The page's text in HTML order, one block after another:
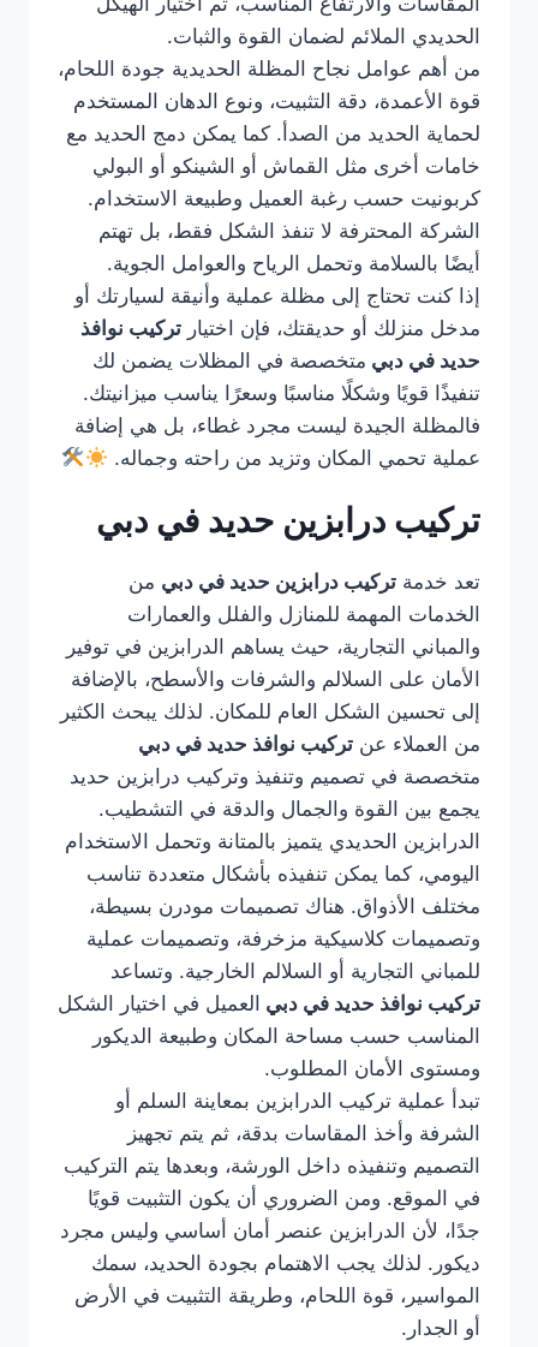
الحديدي الملائم لضمان القوة والثبات.
من أهم عوامل نجاح المظلة الحديدية جودة اللحام،
قوة الأعمدة، دقة التثبيت، ونوع الدهان المستخدم
لحماية الحديد من الصدأ. كما يمكن دمج الحديد مع
خامات أخرى مثل القماش أو الشينكو أو البولي
كربونيت حسب رغبة العميل وطبيعة الاستخدام.
الشركة المحترفة لا تنفذ الشكل فقط، بل تهتم
أيضًا بالسلامة وتحمل الرياح والعوامل الجوية.
إذا كنت تحتاج إلى مظلة عملية وأنيقة لسيارتك أو
مدخل منزلك أو حديقتك، فإن اختيار تركيب نوافذ
حديد في دبي متخصصة في المظلات يضمن لك
تنفيذًا قويًا وشكلًا مناسبًا وسعرًا يناسب ميزانيتك.
فالمظلة الجيدة ليست مجرد غطاء، بل هي إضافة
عملية تحمي المكان وتزيد من راحته وجماله.
تركيب درابزين حديد في دبي
تعد خدمة تركيب درابزين حديد في دبي من
الخدمات المهمة للمنازل والفلل والعمارات
والمباني التجارية، حيث يساهم الدرابزين في توفير
الأمان على السلالم والشرفات والأسطح، بالإضافة
إلى تحسين الشكل العام للمكان. لذلك يبحث الكثير
من العملاء عن تركيب نوافذ حديد في دبي
متخصصة في تصميم وتنفيذ وتركيب درابزين حديد
يجمع بين القوة والجمال والدقة في التشطيب.
الدرابزين الحديدي يتميز بالمتانة وتحمل الاستخدام
اليومي، كما يمكن تنفيذه بأشكال متعددة تناسب
مختلف الأذواق. هناك تصميمات مودرن بسيطة،
وتصميمات كلاسيكية مزخرفة، وتصميمات عملية
للمباني التجارية أو السلالم الخارجية. وتساعد
تركيب نوافذ حديد في دبي العميل في اختيار الشكل
المناسب حسب مساحة المكان وطبيعة الديكور
ومستوى الأمان المطلوب.
تبدأ عملية تركيب الدرابزين بمعاينة السلم أو
الشرفة وأخذ المقاسات بدقة، ثم يتم تجهيز
التصميم وتنفيذه داخل الورشة، وبعدها يتم التركيب
في الموقع. ومن الضروري أن يكون التثبيت قويًا
جدًا، لأن الدرابزين عنصر أمان أساسي وليس مجرد
ديكور. لذلك يجب الاهتمام بجودة الحديد، سمك
المواسير، قوة اللحام، وطريقة التثبيت في الأرض
أو الجدار.